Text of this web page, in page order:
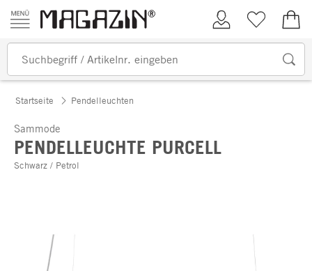
Zum Inhalt springen
Kundenkonto
Merkliste
Startseite Pendelleuchten
Sammode
PENDELLEUCHTE PURCELL
Schwarz / Petrol